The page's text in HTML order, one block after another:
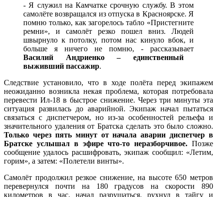
- Я служил на Камчатке срочную службу. В этом
самолёте возвращался из отпуска в Красноярске. Я
помню только, как загорелось табло «Пристегните
ремни», и самолёт резко пошел вниз. Людей
швырнуло к потолку, потом нас кинуло вбок, и
больше я ничего не помню, - рассказывает
Василий Андриенко – единственный
выживший пассажир.
Следствие установило, что в ходе полёта перед экипажем
неожиданно возникла некая проблема, которая потребовала
перевести Ил-18 в быстрое снижение. Через три минуты эта
ситуация развилась до аварийной. Экипаж начал пытаться
связаться с диспетчером, но из-за особенностей рельефа и
значительного удаления от Братска сделать это было сложно.
Только через пять минут от начала аварии диспетчер в
Братске услышал в эфире что-то неразборчивое. Позже
сообщение удалось расшифровать, экипаж сообщил: «Летим,
горим», а затем: «Полетели винты».
Самолёт продолжил резкое снижение, на высоте 650 метров
перевернулся почти на 180 градусов на скорости 890
километров в час, начал разрушаться, рухнул в тайгу и